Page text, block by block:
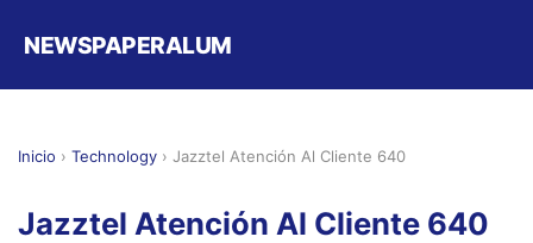
NEWSPAPERALUM
Inicio › Technology › Jazztel Atención Al Cliente 640
Jazztel Atención Al Cliente 640